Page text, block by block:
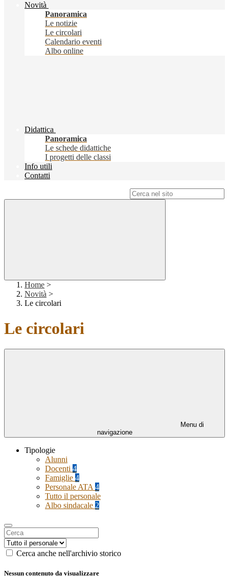
Novità
Panoramica
Le notizie
Le circolari
Calendario eventi
Albo online
Didattica
Panoramica
Le schede didattiche
I progetti delle classi
Info utili
Contatti
Home >
Novità >
Le circolari
Le circolari
Menu di
navigazione
Tipologie
Alunni
Docenti 4
Famiglie 4
Personale ATA 4
Tutto il personale
Albo sindacale 2
Cerca anche nell'archivio storico
Nessun contenuto da visualizzare